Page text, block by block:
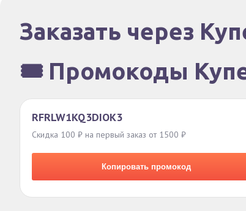
Заказать через
🎟️ Промокоды
RFRLW1KQ3DIOK3
Скидка 100 ₽ на первый заказ от 1500 ₽
Копировать промокод